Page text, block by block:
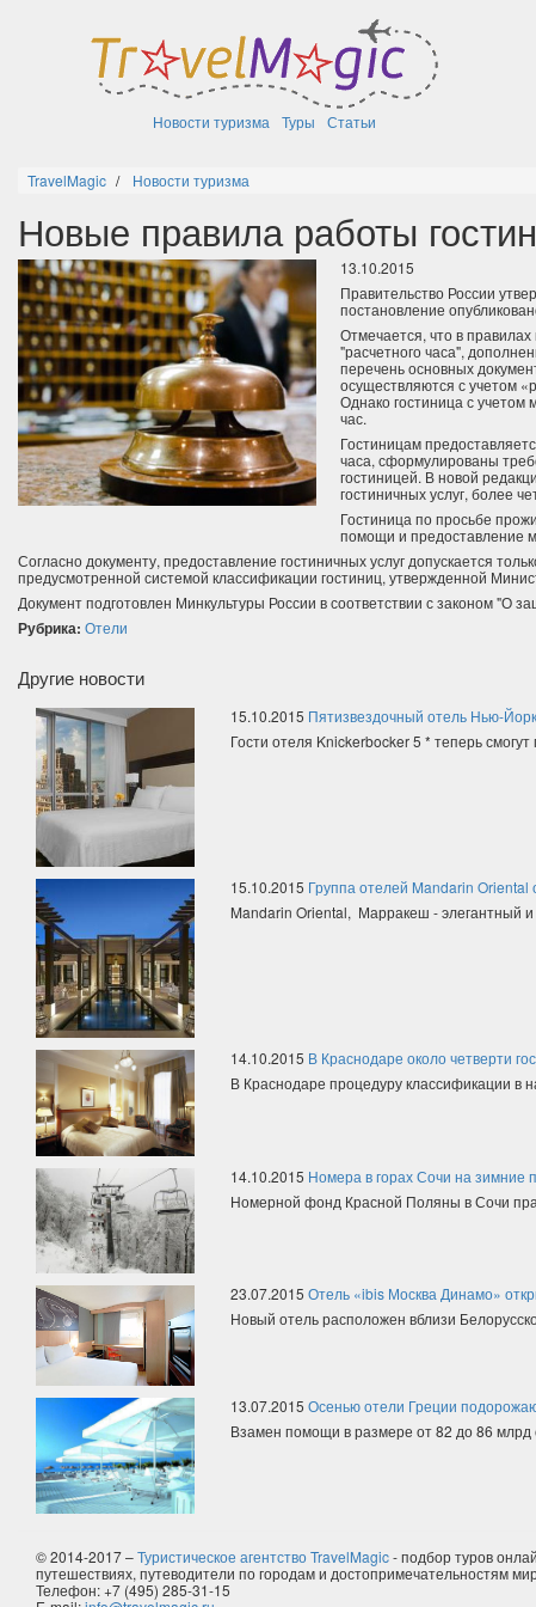
Новости туризма Туры Статьи
TravelMagic Новости туризма
Новые правила работы
13.10.2015
Правительство России
постановление
Отмечается, что в
"расчетного часа",
перечень основных
осуществляются с учетом
Однако гостиница с
час.
Гостиницам
часа, сформулированы
гостиницей. В новой
гостиничных услуг, более
Гостиница по просьбе
помощи и предоставление
Согласно документу, предоставление гостиничных услуг допускается
предусмотренной системой классификации гостиниц, утвержденной
Документ подготовлен Минкультуры России в соответствии с законом "О
Рубрика: Отели
Другие новости
15.10.2015 Пятизвездочный отель Нью-
Гости отеля Knickerbocker 5 * теперь
15.10.2015 Группа отелей Mandarin
Mandarin Oriental, Марракеш - элегантный
14.10.2015 В Краснодаре около четверти
В Краснодаре процедуру классификации в
14.10.2015 Номера в горах Сочи на зимние
Номерной фонд Красной Поляны в Сочи
23.07.2015 Отель «ibis Москва Динамо»
Новый отель расположен вблизи
13.07.2015 Осенью отели Греции
Взамен помощи в размере от 82 до 86 млрд
© 2014-2017 –Туристическое агентство TravelMagic- подбор туров
путешествиях, путеводители по городам и достопримечательностям
Телефон: +7 (495) 285-31-15